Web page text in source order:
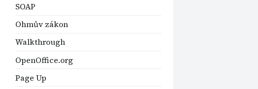
SOAP
Ohmův zákon
Walkthrough
OpenOffice.org
Page Up